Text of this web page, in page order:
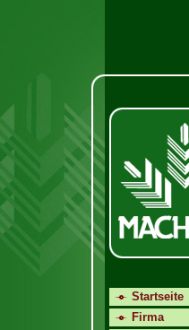
Startseite
Firma